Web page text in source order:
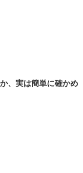
、実は簡単に確かめ